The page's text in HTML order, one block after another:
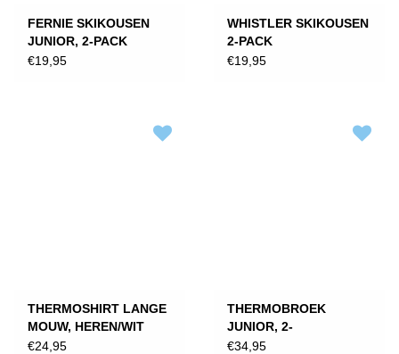
FERNIE SKIKOUSEN
JUNIOR, 2-PACK
€19,95
WHISTLER SKIKOUSEN
2-PACK
€19,95
THERMOSHIRT LANGE
MOUW, HEREN/WIT
€24,95
THERMOBROEK
JUNIOR, 2-
PACK/ZWART
€34,95